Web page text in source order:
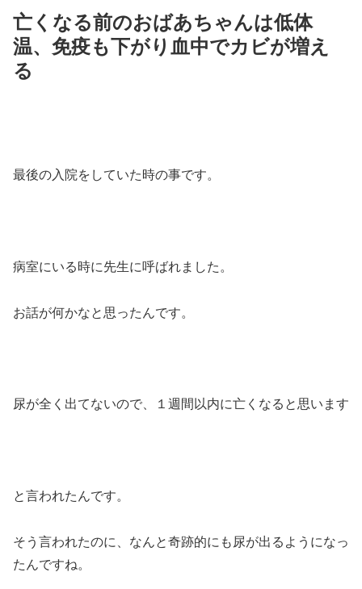
亡くなる前のおばあちゃんは低体
温、免疫も下がり血中でカビが増え
る
最後の入院をしていた時の事です。
病室にいる時に先生に呼ばれました。
お話が何かなと思ったんです。
尿が全く出てないので、１週間以内に亡くなると思います
と言われたんです。
そう言われたのに、なんと奇跡的にも尿が出るようになっ
たんですね。